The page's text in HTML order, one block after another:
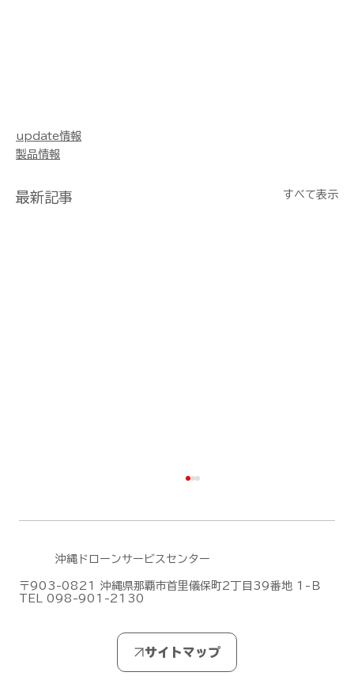
update情報
製品情報
最新記事 すべて表示
DJIがMic Mini シリーズの新作「DJI
沖縄ドローンサービスセンター
〒903-0821 沖縄県那覇市首里儀保町2丁目39番地 1-Ｂ
TEL 098-901-2130